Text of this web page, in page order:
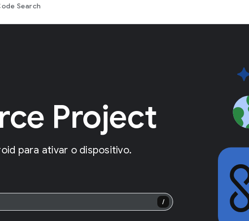
Search
Project
para ativar o dispositivo.
/